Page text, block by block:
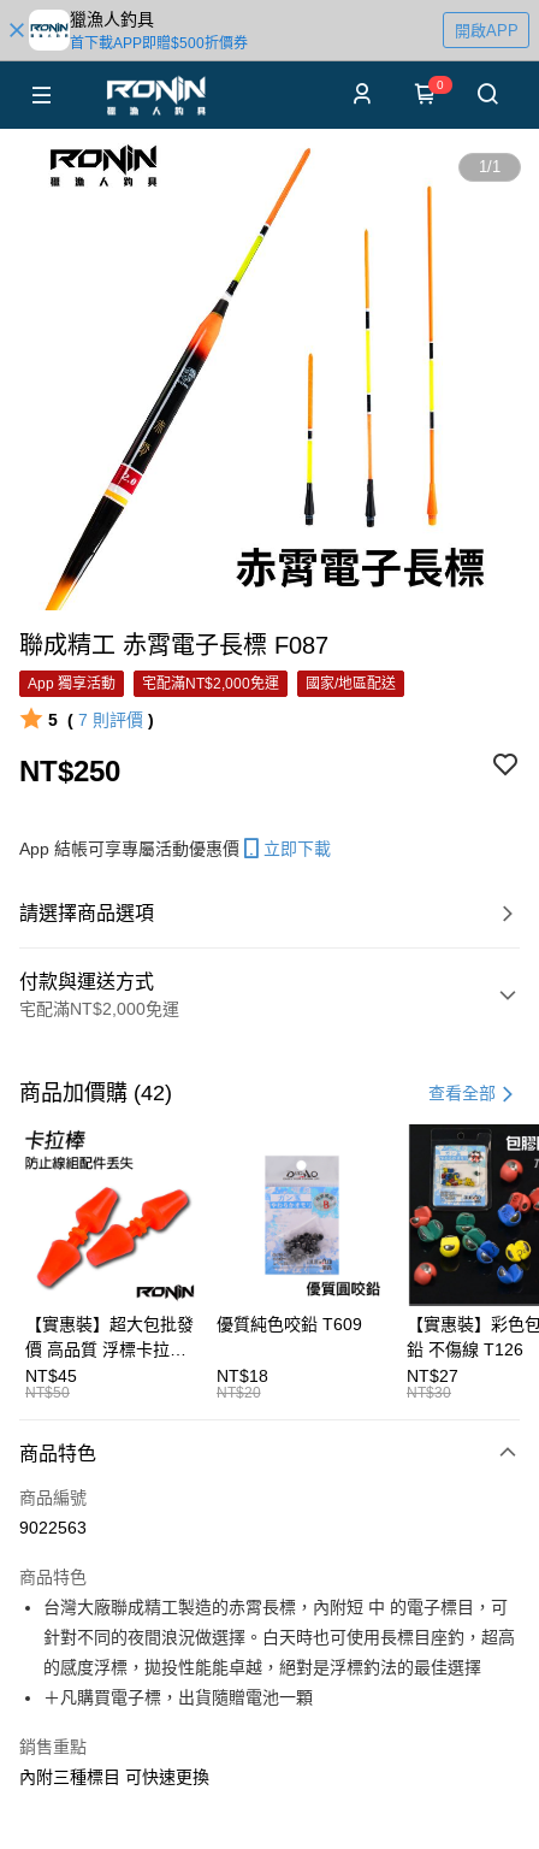
獵漁人釣具
首下載APP即贈$500折價券
開啟APP
0
1/1
聯成精工 赤霄電子長標 F087
App 獨享活動 宅配滿NT$2,000免運 國家/地區配送
5 ( 7 則評價 )
NT$250
App 結帳可享專屬活動優惠價 立即下載
請選擇商品選項
付款與運送方式
宅配滿NT$2,000免運
信用卡一次付款
信用卡分期付款
3 期 0 利率 每期 21家銀行
合作金庫商業銀行
第一商業銀行
華南商業銀行
彰化商業銀行
上海商業儲蓄銀行
台北富邦商業銀行
國泰世華商業銀行
兆豐國際商業銀行
臺灣中小企業銀行
台中商業銀行
匯豐（台灣）商業銀行
華泰商業銀行
聯邦商業銀行
元大商業銀行
台灣樂天信用卡公司
Apple Pay
街口支付
大哥付你分期
相關說明
2.付款方式選擇「大哥付你分期」，訂單成立後會自動跳轉到大哥付的交易
成交易。
4.訂單成立30分鐘內，如未前往確認交易或遇審核未通過，訂單將自動取
法說明評估內容。
【繳款方式說明】
1.分期款項不併入電信帳單，「大哥付你分期」於每月結算日後寄送繳費提
醒簡訊。
2.透過簡訊連結打開帳單後，可選擇「超商條碼／台灣大直營門市／銀行轉
帳／街口支付／iPASS MONEY」等通路繳費。
1.本服務係由「台灣大哥大股份有限公司」（以下簡稱本公司）所提供，讓
用戶於交易時，得透過本服務購買商品或服務，並由商店將買賣／分期付款
相關說明
AFTEE先享後付是「在收到商品之後才付款」的支付方式。 讓您購物簡單
便利好安心！
２．便利：只要手機號碼，簡訊認證，即可結帳。
【「AFTEE先享後付」結帳流程】
１．於結帳方式選擇「AFTEE先享後付」後，將跳轉至「AFTEE先享後付」
結帳頁面，進行簡訊認證並確認金額後，即可完成結帳。
２．訂單成立數日內，您將收到繳費通知簡訊。
ATM／網路銀行／等多元方式進行付款，方視為交易完成。
※ 請注意：結帳手續完成當下不需立刻繳費，但若您需要取消訂單，請聯絡
購買商品的店家。未經商家同意取消之訂單仍視為有效，需透過AFTEE先享
ATM付款
運送方式
一般宅配（門市自取請勿下單，請聯繫客服）
每筆NT$100，滿NT$2,000(含以上)免運費
每筆NT$200，滿NT$2,000(含以上)免運費
商品加價購 (42) 查看全部
【實惠裝】超大包批發
價 高品質 浮標卡拉棒
20入 T086
NT$45
NT$50
優質純色咬鉛 T609
NT$18
NT$20
【實惠裝】彩色
鉛 不傷線 T126
NT$27
NT$30
商品特色
商品編號
9022563
商品特色
台灣大廠聯成精工製造的赤霄長標，內附短 中 的電子標目，可
針對不同的夜間浪況做選擇。白天時也可使用長標目座釣，超高
的感度浮標，拋投性能能卓越，絕對是浮標釣法的最佳選擇
＋凡購買電子標，出貨隨贈電池一顆
銷售重點
內附三種標目 可快速更換